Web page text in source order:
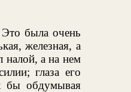
Это была очень
железная, а
налой, а на нем
глаза его
бы обдумывая